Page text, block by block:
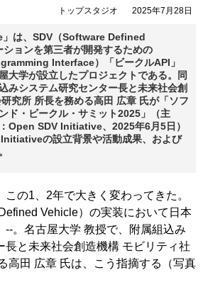
トップスタジオ 2025年7月28日
」は、SDV（Software Defined
ョンを第三者が開発するための
Interface）「ビークルAPI」
大学が設立したプロジェクトである。同
みシステム研究センター長と未来社会創
究所 所長を務める高田 広章 氏が「ソフ
ド・ビークル・サミット2025」（主
Open SDV Initiative、2025年6月5日）
の設立背景や活動成果、および
の1、2年で大きく変わってきた。
Vehicle）の実装において日本
--。名古屋大学 教授で、附属組込み
長と未来社会創造機構 モビリティ社
高田 広章 氏は、こう指摘する（写真